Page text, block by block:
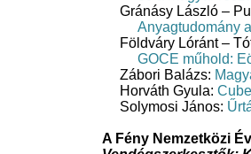
Gránásy László –
Anyagtudomány
Földváry Lóránt –
GOCE műhold:
Zábori Balázs:
Horváth Gyula:
Solymosi János:
A Fény Nemzetközi